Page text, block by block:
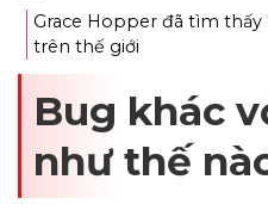
Grace Hopper đã tìm
trên thế giới
Bug khác
như thế